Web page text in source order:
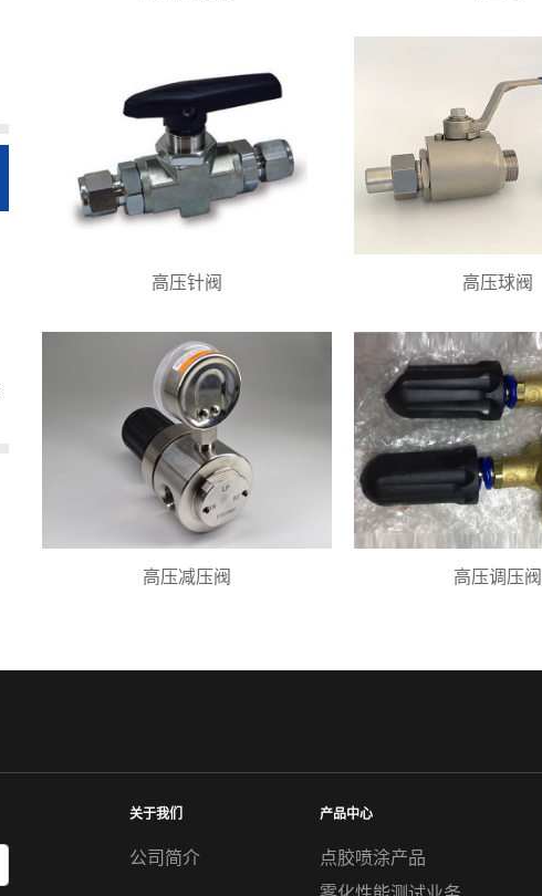
高压针阀 高压球阀
高压减压阀 高压调压阀
关于我们
公司简介
产品中心
点胶喷涂产品